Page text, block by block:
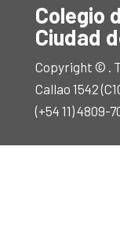
Colegio
Ciudad
Copyright © .
Callao 1542
(+54 11) 4809-